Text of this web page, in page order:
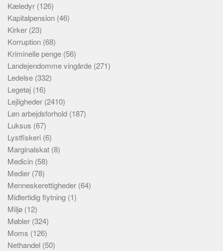
Kæledyr (126)
Kapitalpension (46)
Kirker (23)
Korruption (68)
Kriminelle penge (56)
Landejendomme vingårde (271)
Ledelse (332)
Legetøj (16)
Lejligheder (2410)
Løn arbejdsforhold (187)
Luksus (67)
Lystfiskeri (6)
Marginalskat (8)
Medicin (58)
Medier (78)
Menneskerettigheder (64)
Midlertidig flytning (1)
Miljø (12)
Møbler (324)
Moms (126)
Nethandel (50)